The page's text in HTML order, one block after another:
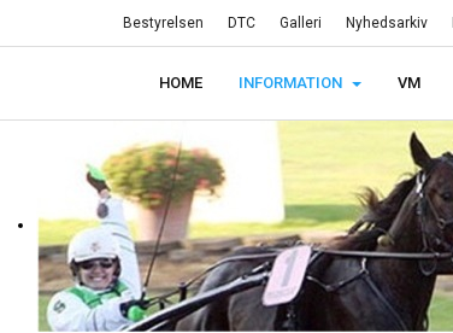
Bestyrelsen DTC Galleri Nyhedsarkiv
HOME INFORMATION VM